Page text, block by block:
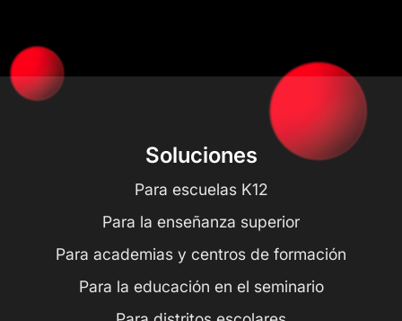
Soluciones
Para escuelas K12
Para la enseñanza superior
Para academias y centros de formación
Para la educación en el seminario